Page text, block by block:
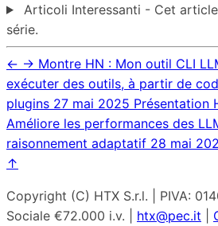
Articoli Interessanti - Cet
série.
← → Montre HN : Mon outil CLI
exécuter des outils, à partir de
plugins 27 mai 2025 Présentation
Améliore les performances des
raisonnement adaptatif 28 mai
↑
Copyright (C) HTX S.r.l. | PIVA:
Sociale €72.000 i.v. | htx@pec.it